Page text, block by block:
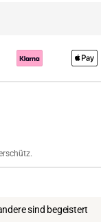
sind begeistert